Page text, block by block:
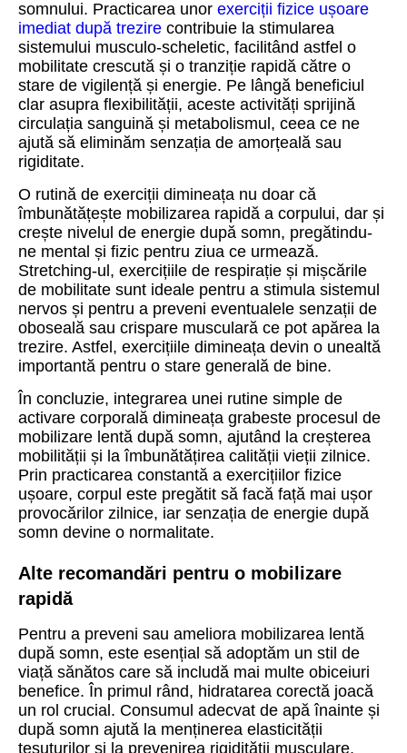
somnului. Practicarea unor exerciții fizice ușoare
imediat după trezire contribuie la stimularea
sistemului musculo-scheletic, facilitând astfel o
mobilitate crescută și o tranziție rapidă către o
stare de vigilență și energie. Pe lângă beneficiul
clar asupra flexibilității, aceste activități sprijină
circulația sanguină și metabolismul, ceea ce ne
ajută să eliminăm senzația de amorțeală sau
rigiditate.
O rutină de exerciții dimineața nu doar că
îmbunătățește mobilizarea rapidă a corpului, dar și
crește nivelul de energie după somn, pregătindu-
ne mental și fizic pentru ziua ce urmează.
Stretching-ul, exercițiile de respirație și mișcările
de mobilitate sunt ideale pentru a stimula sistemul
nervos și pentru a preveni eventualele senzații de
oboseală sau crispare musculară ce pot apărea la
trezire. Astfel, exercițiile dimineața devin o unealtă
importantă pentru o stare generală de bine.
În concluzie, integrarea unei rutine simple de
activare corporală dimineața grabeste procesul de
mobilizare lentă după somn, ajutând la creșterea
mobilității și la îmbunătățirea calității vieții zilnice.
Prin practicarea constantă a exercițiilor fizice
ușoare, corpul este pregătit să facă față mai ușor
provocărilor zilnice, iar senzația de energie după
somn devine o normalitate.
Alte recomandări pentru o mobilizare
rapidă
Pentru a preveni sau ameliora mobilizarea lentă
după somn, este esențial să adoptăm un stil de
viață sănătos care să includă mai multe obiceiuri
benefice. În primul rând, hidratarea corectă joacă
un rol crucial. Consumul adecvat de apă înainte și
după somn ajută la menținerea elasticității
țesuturilor și la prevenirea rigidității musculare,